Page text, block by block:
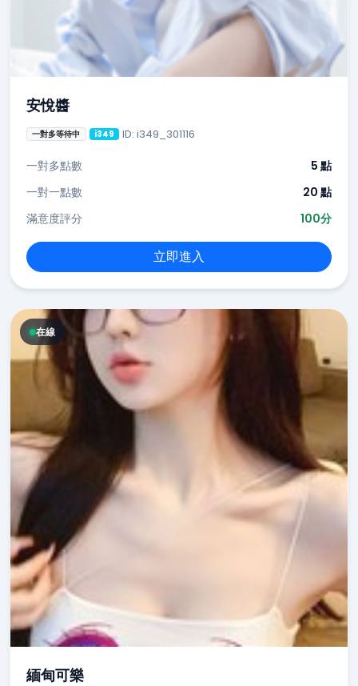
安悅醬
一對多等待中 i349 ID: i349_301116
一對多點數
5 點
一對一點數
20 點
滿意度評分
100分
立即進入
在線
緬甸可樂